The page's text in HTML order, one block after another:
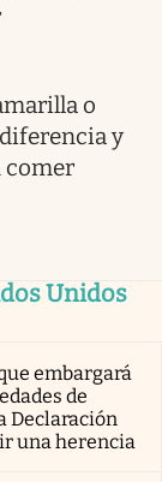
o
y
comer
Unidos
embargará
de
Declaración
una herencia